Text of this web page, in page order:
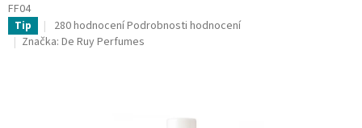
FF04
Tip
Průměrné
hodnocení
280 hodnoceníPodrobnosti hodnocení
Značka: De Ruy Perfumes